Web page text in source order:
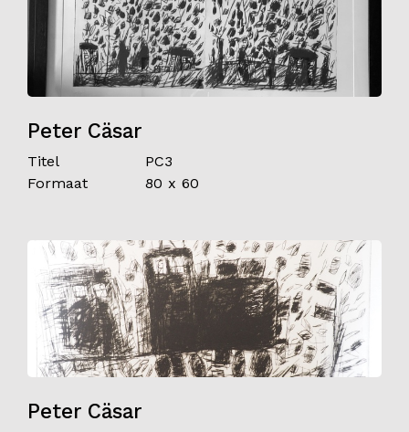
Peter Cäsar
Titel
PC3
Formaat
80 x 60
Peter Cäsar